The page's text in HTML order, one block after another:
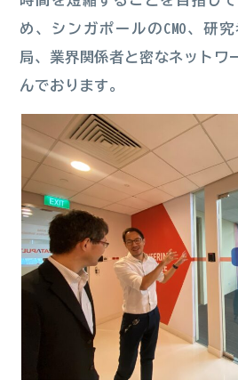
め、シンガポールのCMO、研
局、業界関係者と密なネットワ
んでおります。